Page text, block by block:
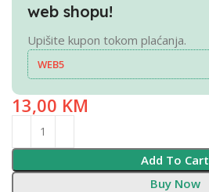
web shopu!
Upišite kupon tokom plaćanja.
WEB5
13,00 KM
Add To Cart
Buy Now